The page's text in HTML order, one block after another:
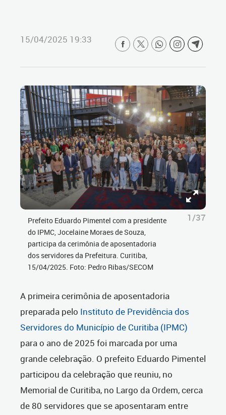
15/04/2025 19:33
Prefeito Eduardo Pimentel com a presidente
do IPMC, Jocelaine Moraes de Souza,
participa da cerimônia de aposentadoria
dos servidores da Prefeitura. Curitiba,
15/04/2025. Foto: Pedro Ribas/SECOM
1/37
A primeira cerimônia de aposentadoria
preparada pelo Instituto de Previdência dos
Servidores do Município de Curitiba (IPMC)
para o ano de 2025 foi marcada por uma
grande celebração. O prefeito Eduardo Pimentel
participou da celebração que reuniu, no
Memorial de Curitiba, no Largo da Ordem, cerca
de 80 servidores que se aposentaram entre